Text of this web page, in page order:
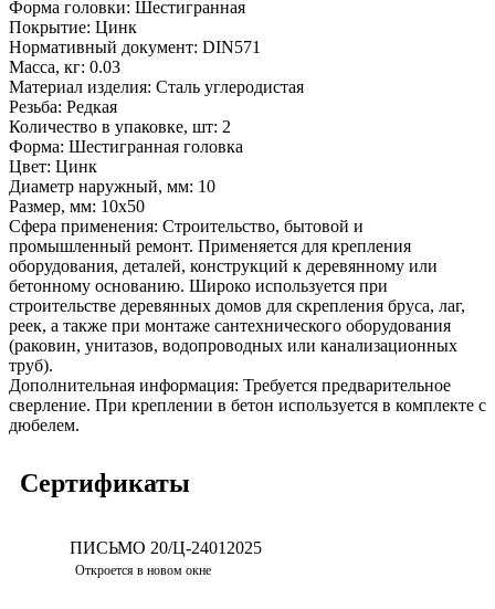
Форма головки: Шестигранная
Покрытие: Цинк
Нормативный документ: DIN571
Масса, кг: 0.03
Материал изделия: Сталь углеродистая
Резьба: Редкая
Количество в упаковке, шт: 2
Форма: Шестигранная головка
Цвет: Цинк
Диаметр наружный, мм: 10
Размер, мм: 10x50
Сфера применения: Строительство, бытовой и
промышленный ремонт. Применяется для крепления
оборудования, деталей, конструкций к деревянному или
бетонному основанию. Широко используется при
строительстве деревянных домов для скрепления бруса, лаг,
реек, а также при монтаже сантехнического оборудования
(раковин, унитазов, водопроводных или канализационных
труб).
Дополнительная информация: Требуется предварительное
сверление. При креплении в бетон используется в комплекте с
дюбелем.
Сертификаты
ПИСЬМО 20/Ц-24012025
Откроется в новом окне